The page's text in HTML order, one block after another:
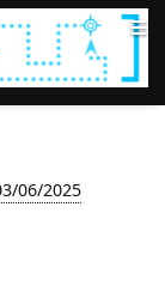
≡
06/2025